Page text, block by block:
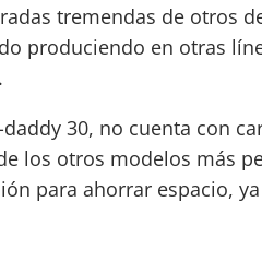
tremendas de otros
produciendo en otras
30, no cuenta con
los otros modelos más
para ahorrar espacio,